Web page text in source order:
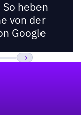
heben
von der
Google